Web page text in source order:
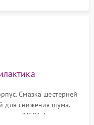
Смазка шестерней
для снижения шума.
(HEPA-фильтров,